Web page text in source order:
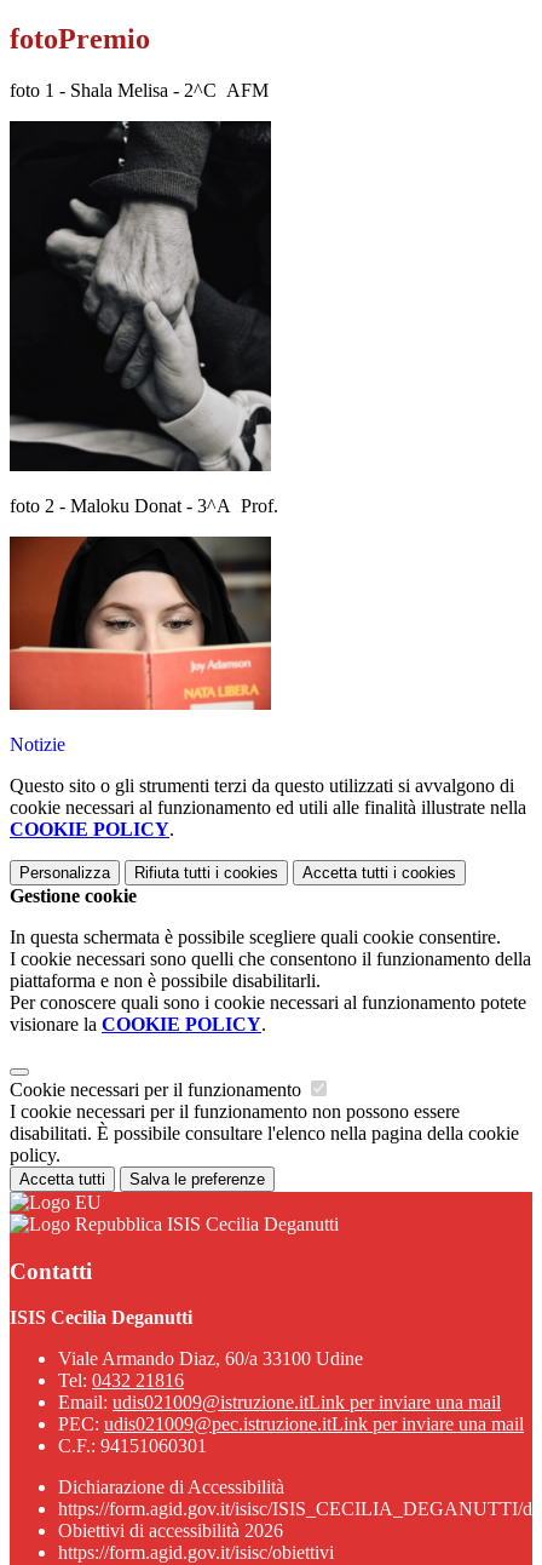
fotoPremio
foto 1 - Shala Melisa - 2^C AFM
foto 2 - Maloku Donat - 3^A Prof.
Notizie
Questo sito o gli strumenti terzi da questo utilizzati si avvalgono di
cookie necessari al funzionamento ed utili alle finalità illustrate nella
COOKIE POLICY.
Personalizza Rifiuta tutti i cookies Accetta tutti i cookies
Gestione cookie
In questa schermata è possibile scegliere quali cookie consentire.
I cookie necessari sono quelli che consentono il funzionamento della
piattaforma e non è possibile disabilitarli.
Per conoscere quali sono i cookie necessari al funzionamento potete
visionare la COOKIE POLICY.
Cookie necessari per il funzionamento
I cookie necessari per il funzionamento non possono essere
disabilitati. È possibile consultare l'elenco nella pagina della cookie
policy.
Accetta tutti Salva le preferenze
ISIS Cecilia Deganutti
Contatti
ISIS Cecilia Deganutti
Viale Armando Diaz, 60/a 33100 Udine
Tel: 0432 21816
Email: udis021009@istruzione.itLink per inviare una mail
PEC: udis021009@pec.istruzione.itLink per inviare una mail
C.F.: 94151060301
Dichiarazione di Accessibilità
https://form.agid.gov.it/isisc/ISIS_CECILIA_DEGANUTTI/
Obiettivi di accessibilità 2026
https://form.agid.gov.it/isisc/obiettivi